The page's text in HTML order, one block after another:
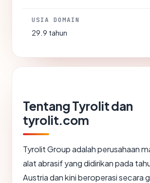
USIA DOMAIN
29.9 tahun
Tentang Tyrolit dan
tyrolit.com
Tyrolit Group adalah perusahaan
alat abrasif yang didirikan pada
Austria dan kini beroperasi secara